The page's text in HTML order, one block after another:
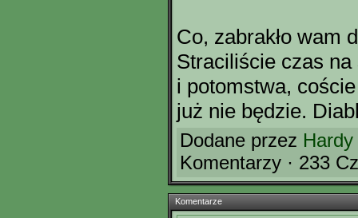
Co, zabrakło wam
Straciliście czas na
i potomstwa,
już nie będzie.
Dodane przez Hardy
Komentarzy · 233
Komentarze